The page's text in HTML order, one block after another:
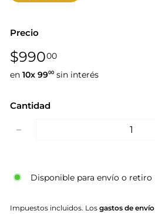
Precio
Precio
habitual
$99000$990,00
en 10x 9900 sin interés
Cantidad
Disponible para envío o retiro
Impuestos incluidos. Los gastos de envío